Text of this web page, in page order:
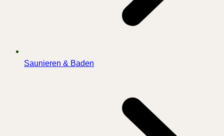
Saunieren & Baden